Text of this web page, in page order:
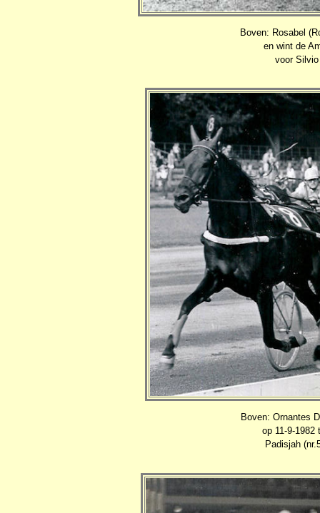
Boven: Rosabel
en wint de
voor
Boven: Ornantes
op 11-9-1982
Padisjah